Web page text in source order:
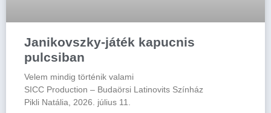
Janikovszky-játék kapucnis
pulcsiban
Velem mindig történik valami
SICC Production – Budaörsi Latinovits Színház
Pikli Natália, 2026. július 11.